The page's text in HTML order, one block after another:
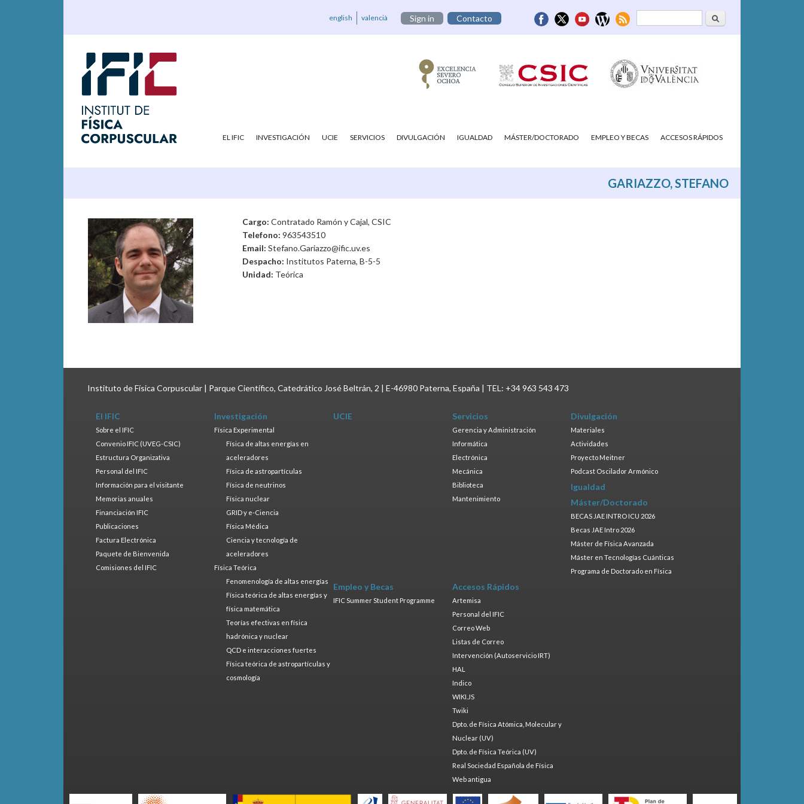
Formulario deBuscar
english valencià Sign in Contacto
EL IFIC INVESTIGACIÓN UCIE SERVICIOS DIVULGACIÓN IGUALDAD MÁSTER/DOCTORADO EMPLEO Y BECAS ACCESOS RÁPIDOS
GARIAZZO, STEFANO
Cargo: Contratado Ramón y Cajal, CSIC
Telefono: 963543510
Email: Stefano.Gariazzo@ific.uv.es
Despacho: Institutos Paterna, B-5-5
Unidad: Teórica
Instituto de Física Corpuscular | Parque Científico, Catedrático José Beltrán, 2 | E-46980 Paterna, España | TEL: +34 963 543 473
El IFIC
Sobre el IFIC
Convenio IFIC (UVEG-CSIC)
Estructura Organizativa
Personal del IFIC
Información para el visitante
Memorias anuales
Financiación IFIC
Publicaciones
Factura Electrónica
Paquete de Bienvenida
Comisiones del IFIC
Investigación
Física Experimental
Física de altas energías en
aceleradores
Física de astropartículas
Física de neutrinos
Física nuclear
GRID y e-Ciencia
Física Médica
Ciencia y tecnología de
aceleradores
Física Teórica
Fenomenología de altas energías
Física teórica de altas energías y
física matemática
Teorías efectivas en física
hadrónica y nuclear
QCD e interacciones fuertes
Física teórica de astropartículas y
cosmología
UCIE Servicios
Gerencia y Administración
Informática
Electrónica
Mecánica
Biblioteca
Mantenimiento
Divulgación
Materiales
Actividades
Proyecto Meitner
Podcast Oscilador Armónico
Igualdad
Máster/Doctorado
BECAS JAE INTRO ICU 2026
Becas JAE Intro 2026
Máster de Física Avanzada
Máster en Tecnologías Cuánticas
Programa de Doctorado en Física
Empleo y Becas
IFIC Summer Student Programme
Accesos Rápidos
Artemisa
Personal del IFIC
Correo Web
Listas de Correo
Intervención (Autoservicio IRT)
HAL
Indico
WIKI.JS
Twiki
Dpto. de Física Atómica, Molecular y
Nuclear (UV)
Dpto. de Física Teórica (UV)
Real Sociedad Española de Física
Web antigua